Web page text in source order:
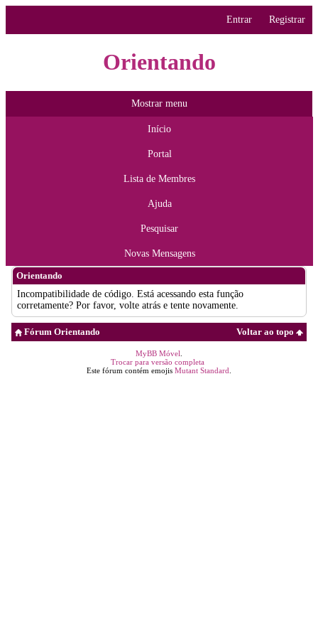
Entrar Registrar
Orientando
Mostrar menu
Início
Portal
Lista de Membres
Ajuda
Pesquisar
Novas Mensagens
Orientando
Incompatibilidade de código. Está acessando esta função
corretamente? Por favor, volte atrás e tente novamente.
Voltar ao topo
Fórum Orientando
MyBB Móvel
Trocar para versão completa
Este fórum contém emojis Mutant Standard